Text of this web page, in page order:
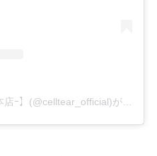
佐藤せるてぃあ【HAREMｰ総本店ｰ】(@celltear_official)がシェアした投稿